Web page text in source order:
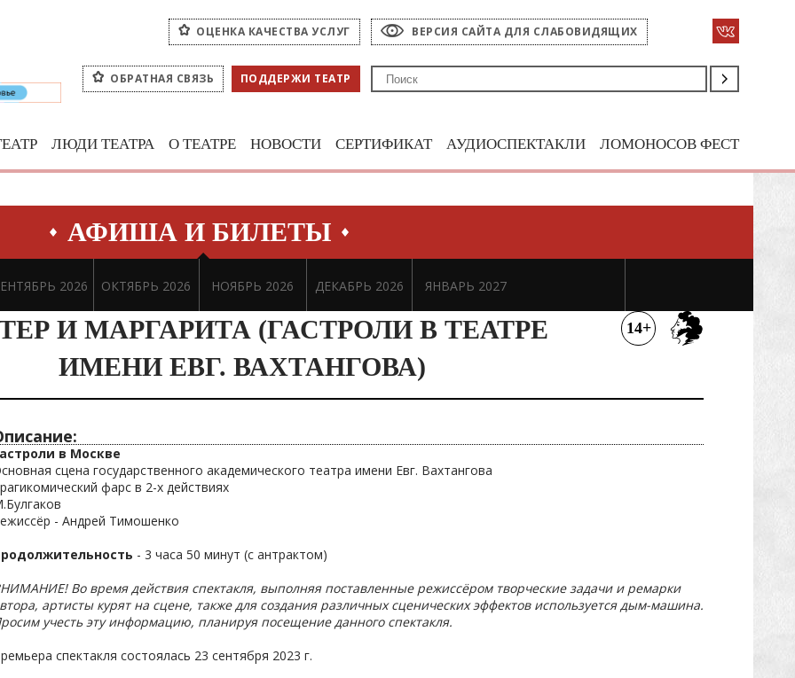
ОЦЕНКА КАЧЕСТВА УСЛУГ ВЕРСИЯ САЙТА ДЛЯ СЛАБОВИДЯЩИХ
ОБРАТНАЯ СВЯЗЬ ПОДДЕРЖИ ТЕАТР
ЛЮДИ ТЕАТРА О ТЕАТРЕ НОВОСТИ СЕРТИФИКАТ АУДИОСПЕКТАКЛИ ЛОМОНОСОВ ФЕСТ
АФИША И БИЛЕТЫ
2026 ОКТЯБРЬ 2026 НОЯБРЬ 2026 ДЕКАБРЬ 2026 ЯНВАРЬ 2027
И МАРГАРИТА (ГАСТРОЛИ В ТЕАТРЕ
ИМЕНИ ЕВГ. ВАХТАНГОВА)
14+
в Москве
сцена государственного академического театра имени Евг. Вахтангова
фарс в 2-х действиях
- Андрей Тимошенко
- 3 часа 50 минут (с антрактом)
Во время действия спектакля, выполняя поставленные режиссёром творческие задачи и ремарки
артисты курят на сцене, также для создания различных сценических эффектов используется дым-машина.
учесть эту информацию, планируя посещение данного спектакля.
спектакля состоялась 23 сентября 2023 г.